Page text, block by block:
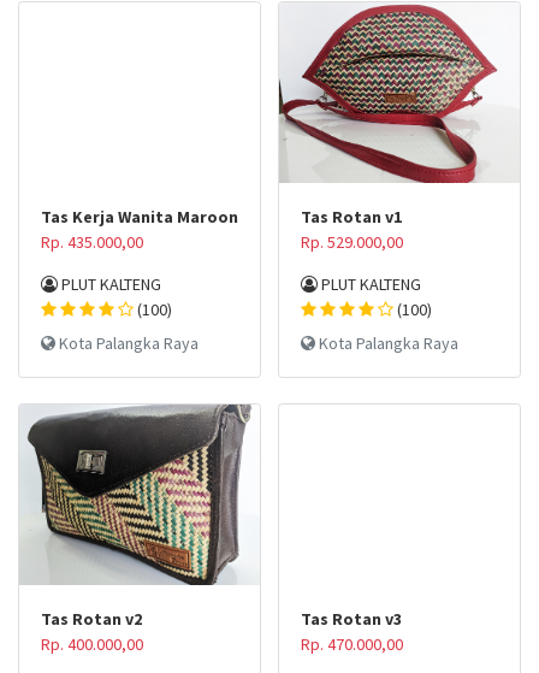
Tas Kerja Wanita Maroon
Rp. 435.000,00
PLUT KALTENG
(100)
Kota Palangka Raya
Tas Rotan v1
Rp. 529.000,00
PLUT KALTENG
(100)
Kota Palangka Raya
Tas Rotan v2
Rp. 400.000,00
Tas Rotan v3
Rp. 470.000,00